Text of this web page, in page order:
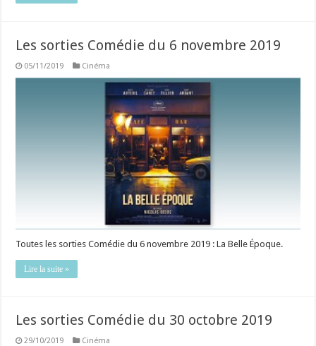
Les sorties Comédie du 6 novembre 2019
05/11/2019 Cinéma
Toutes les sorties Comédie du 6 novembre 2019 : La Belle Époque.
Lire la suite »
Les sorties Comédie du 30 octobre 2019
29/10/2019 Cinéma